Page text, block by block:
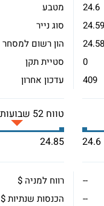
24.6
24.59
24.58
0
409
מטבע
סוג נייר
הון רשום למסחר
סטיית תקן
עדכון אחרון
24.6
טווח 52 שבועות
24.85
--
--
רווח למניה $
הכנסות שנתיות $